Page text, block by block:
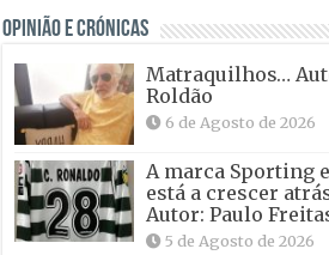
OPINIÃO E CRÓNICAS
Matraquilhos…
Roldão
6 de Agosto de 2026
A marca Sporting
está a crescer
Autor: Paulo
5 de Agosto de 2026